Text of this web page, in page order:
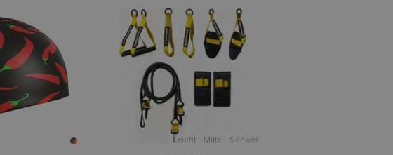
Leicht Mitte Schwer